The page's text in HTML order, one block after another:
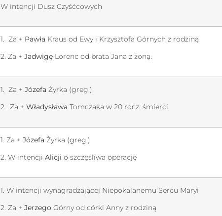
W intencji Dusz Czyśćcowych
1. Za + Pawła Kraus od Ewy i Krzysztofa Górnych z rodziną
2. Za + Jadwigę Lorenc od brata Jana z żoną.
1. Za + Józefa Żyrka (greg.).
2. Za + Władysława Tomczaka w 20 rocz. śmierci
1. Za + Józefa Żyrka (greg.)
2. W intencji Alicji o szczęśliwa operację
1. W intencji wynagradzającej Niepokalanemu Sercu Maryi
2. Za + Jerzego Górny od córki Anny z rodziną